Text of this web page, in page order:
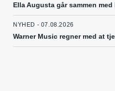
Ella Augusta går sammen
NYHED - 07.08.2026
Warner Music regner med at